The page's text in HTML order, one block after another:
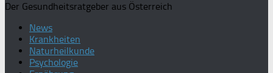
Der Gesundheitsratgeber aus Österreich
News
Krankheiten
Naturheilkunde
Psychologie